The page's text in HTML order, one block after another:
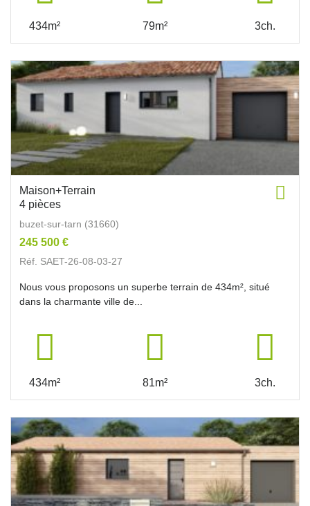
434m² 79m² 3ch.
Maison+Terrain
4 pièces
buzet-sur-tarn (31660)
245 500 €
Réf. SAET-26-08-03-27
Nous vous proposons un superbe terrain de 434m², situé
dans la charmante ville de...
434m² 81m² 3ch.